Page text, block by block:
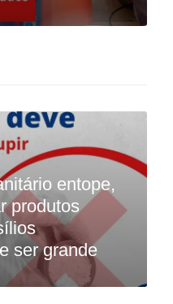
entope,
produtos
ser grande